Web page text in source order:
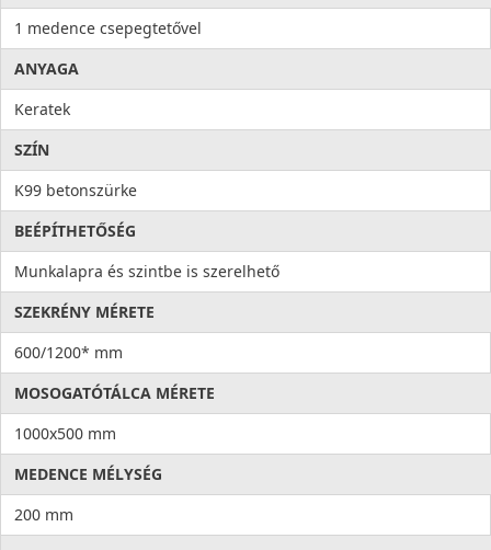
1 medence csepegtetővel
ANYAGA
Keratek
SZÍN
K99 betonszürke
BEÉPÍTHETŐSÉG
Munkalapra és szintbe is szerelhető
SZEKRÉNY MÉRETE
600/1200* mm
MOSOGATÓTÁLCA MÉRETE
1000x500 mm
MEDENCE MÉLYSÉG
200 mm